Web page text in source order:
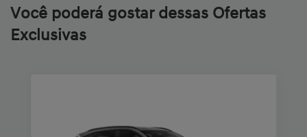
Você poderá gostar dessas Ofertas
Exclusivas